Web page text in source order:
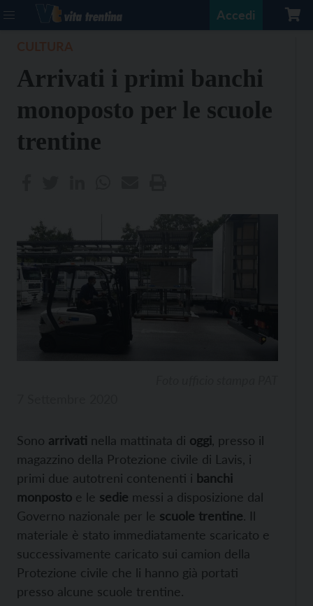
Accedi
Arrivati i primi banchi
monoposto per le scuole
trentine
Sono arrivati nella mattinata di oggi , presso il
magazzino della Protezione civile di Lavis, i
primi due autotreni contenenti i banchi
monposto e le sedie messi a disposizione dal
Governo nazionale per le scuole trentine. Il
materiale è stato immediatamente scaricato e
successivamente caricato sui camion della
Protezione civile che li hanno già portati
presso alcune scuole trentine.